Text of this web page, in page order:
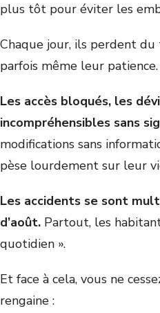
plus tôt pour éviter les
Chaque jour, ils perdent du
parfois même leur patience.
Les accès bloqués, les
incompréhensibles sans
modifications sans
pèse lourdement sur leur
Les accidents se sont
d’août. Partout, les
quotidien ».
Et face à cela, vous ne
rengaine :